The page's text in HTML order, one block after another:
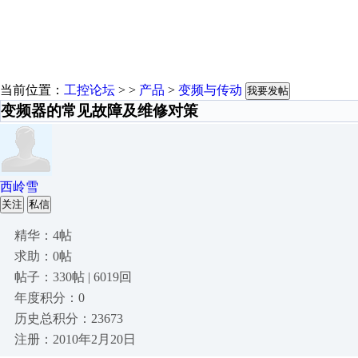
当前位置： 工控论坛 > > 产品 > 变频与传动 我要发帖
变频器的常见故障及维修对策
西岭雪
关注 私信
精华：4帖
求助：0帖
帖子：330帖 | 6019回
年度积分：0
历史总积分：23673
注册：2010年2月20日